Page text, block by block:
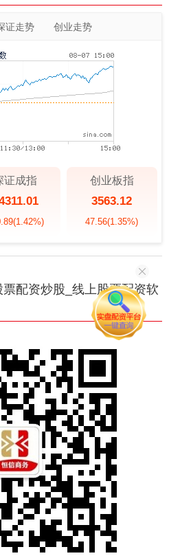
证走势 创业走势
证成指
(1.42%)
创业板指
3563.12
47.56(1.35%)
配资炒股_线上股票配资软